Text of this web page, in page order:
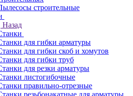
строительные
Назад
для гибки арматуры
для гибки скоб и хомутов
для гибки труб
для резки арматуры
листогибочные
правильно-отрезные
резьбонакатные для арматуры